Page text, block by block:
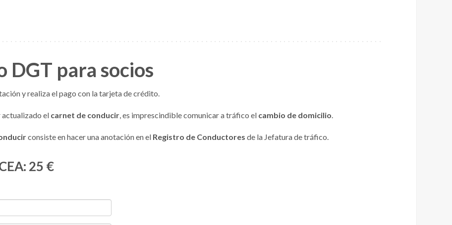
DGT para socios
y realiza el pago con la tarjeta de crédito.
el carnet de conducir, es imprescindible comunicar a tráfico el cambio de domicilio.
consiste en hacer una anotación en el Registro de Conductores de la Jefatura de tráfico.
25 €